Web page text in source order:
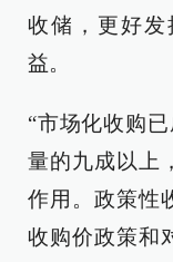
收储，更好发
益。
“市场化收购
量的九成以上
作用。政策性
收购价政策和